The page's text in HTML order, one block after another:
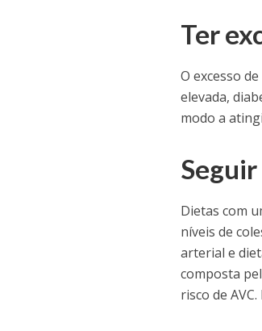
Ter
O excesso
elevada,
modo a
Dietas com
níveis de
arterial e
composta
risco de